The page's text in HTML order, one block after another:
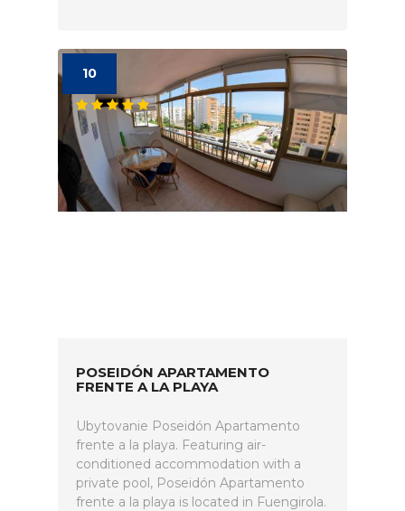
10
POSEIDÓN APARTAMENTO
FRENTE A LA PLAYA
Ubytovanie Poseidón Apartamento
frente a la playa. Featuring air-
conditioned accommodation with a
private pool, Poseidón Apartamento
frente a la playa is located in Fuengirola.